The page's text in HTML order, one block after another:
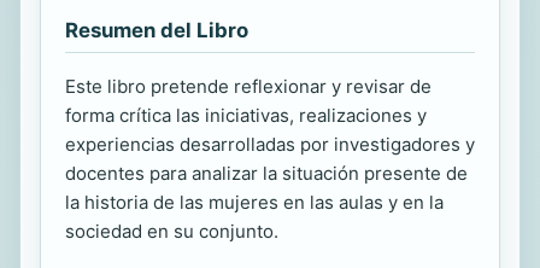
Resumen del Libro
Este libro pretende reflexionar y revisar de
forma crítica las iniciativas, realizaciones y
experiencias desarrolladas por investigadores y
docentes para analizar la situación presente de
la historia de las mujeres en las aulas y en la
sociedad en su conjunto.